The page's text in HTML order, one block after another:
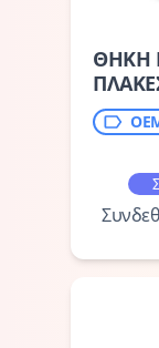
ΘΗΚΗ